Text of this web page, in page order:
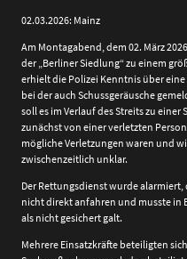
02.03.2026: Mainz
Am Montagabend, dem 02. März
der „Berliner Siedlung“ zu einem
erhielt die Polizei Kenntnis über
bei der auch Schussgeräusche
soll es im Verlauf des Streits zu
zunächst von einer verletzten
mögliche Verletzungen waren und
zwischenzeitlich unklar.
Der Rettungsdienst wurde
nicht direkt anfahren und musste in
als nicht gesichert galt.
Mehrere Einsatzkräfte beteiligten